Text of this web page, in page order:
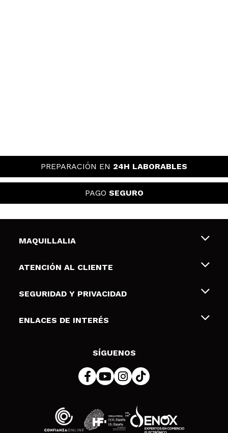
PREPARACIÓN EN 24H LABORABLES
PAGO SEGURO
MAQUILLALIA
Sobre nosotros
Tarjetas de Regalo
ATENCIÓN AL CLIENTE
Envíos y devoluciones
Formas de pago
SEGURIDAD Y PRIVACIDAD
Terminos y condiciones de uso
Política de cookies
ENLACES DE INTERÉS
SÍGUENOS